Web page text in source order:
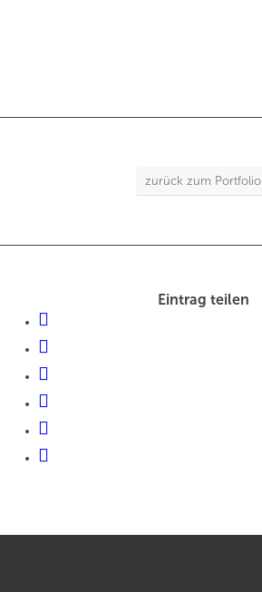
zurück zum Portfolio
Eintrag teilen